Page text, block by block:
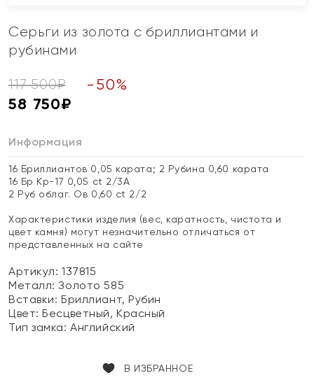
Серьги из золота с бриллиантами и
рубинами
117 500₽ - 50%
58 750₽
Информация
16 Бриллиантов 0,05 карата; 2 Рубина 0,60 карата
16 Бр Кр-17 0,05 ct 2/3А
2 Руб облаг. Ов 0,60 ct 2/2
Характеристики изделия (вес, каратность, чистота и
цвет камня) могут незначительно отличаться от
представленных на сайте
Артикул: 137815
Металл:Золото 585
Вставки:Бриллиант, Рубин
Цвет:Бесцветный, Красный
Тип замка:Английский
В ИЗБРАННОЕ